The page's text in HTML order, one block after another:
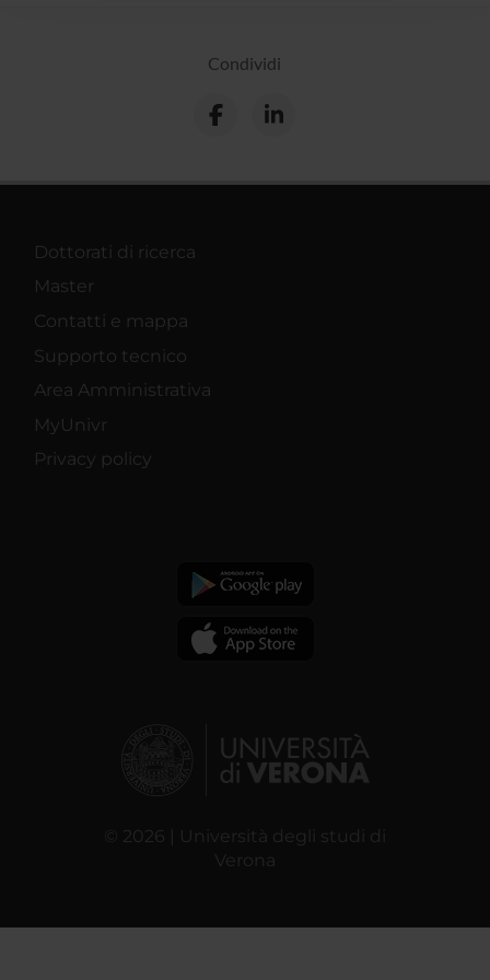
Condividi
Dottorati di ricerca
Master
Contatti e mappa
Supporto tecnico
Area Amministrativa
MyUnivr
Privacy policy
© 2026 | Università degli studi di
Verona